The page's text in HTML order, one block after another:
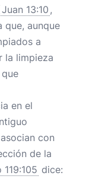
Juan 13:10 ,
que, aunque
a
la limpieza
en el
con
de la
119:105 dice: